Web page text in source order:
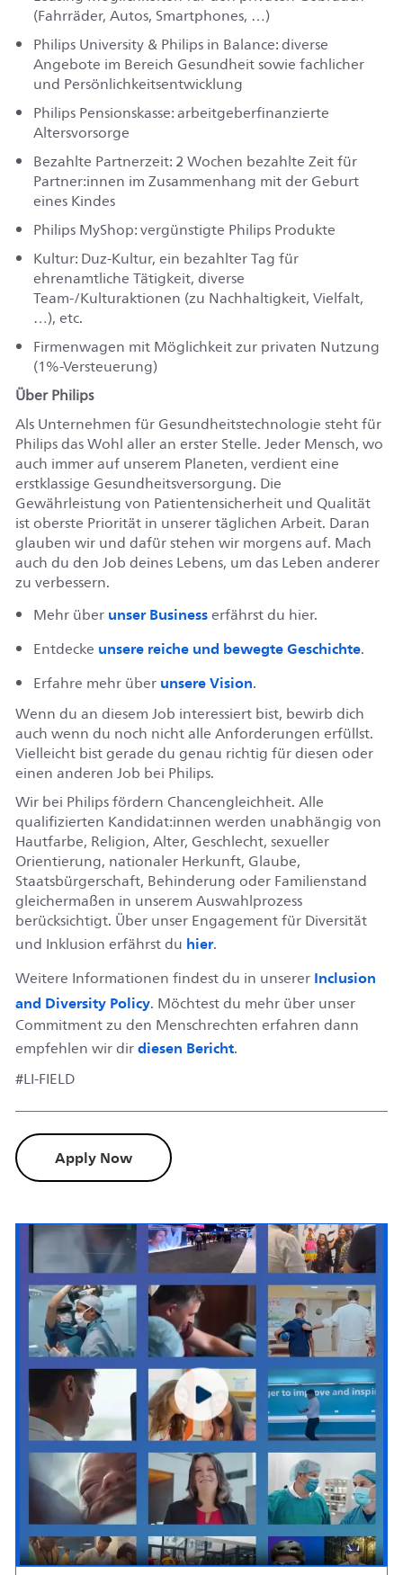
(Fahrräder, Autos, Smartphones, …)
Philips University & Philips in Balance: diverse
Angebote im Bereich Gesundheit sowie fachlicher
und Persönlichkeitsentwicklung
Philips Pensionskasse: arbeitgeberfinanzierte
Altersvorsorge
Bezahlte Partnerzeit: 2 Wochen bezahlte Zeit für
Partner:innen im Zusammenhang mit der Geburt
eines Kindes
Philips MyShop: vergünstigte Philips Produkte
Kultur: Duz-Kultur, ein bezahlter Tag für
ehrenamtliche Tätigkeit, diverse
Team-/Kulturaktionen (zu Nachhaltigkeit, Vielfalt,
…), etc.
Firmenwagen mit Möglichkeit zur privaten Nutzung
(1%-Versteuerung)
Über Philips
Als Unternehmen für Gesundheitstechnologie steht für
Philips das Wohl aller an erster Stelle. Jeder Mensch, wo
auch immer auf unserem Planeten, verdient eine
erstklassige Gesundheitsversorgung. Die
Gewährleistung von Patientensicherheit und Qualität
ist oberste Priorität in unserer täglichen Arbeit. Daran
glauben wir und dafür stehen wir morgens auf. Mach
auch du den Job deines Lebens, um das Leben anderer
zu verbessern.
Mehr überunser Businesserfährst du hier.
Entdecke unsere reiche und bewegte Geschichte.
Erfahre mehr überunsere Vision.
Wenn du an diesem Job interessiert bist, bewirb dich
auch wenn du noch nicht alle Anforderungen erfüllst.
Vielleicht bist gerade du genau richtig für diesen oder
einen anderen Job bei Philips.
Wir bei Philips fördern Chancengleichheit. Alle
qualifizierten Kandidat:innen werden unabhängig von
Hautfarbe, Religion, Alter, Geschlecht, sexueller
Orientierung, nationaler Herkunft, Glaube,
Staatsbürgerschaft, Behinderung oder Familienstand
gleichermaßen in unserem Auswahlprozess
berücksichtigt. Über unser Engagement für Diversität
und Inklusion erfährst du hier.
Weitere Informationen findest du in unsererInclusion
and Diversity Policy. Möchtest du mehr über unser
Commitment zu den Menschrechten erfahren dann
empfehlen wir dirdiesen Bericht.
#LI-FIELD
Apply Now